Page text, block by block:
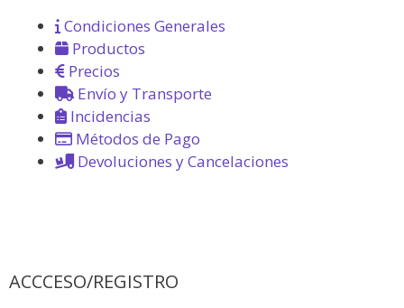
Condiciones Generales
Productos
Precios
Envío y Transporte
Incidencias
Métodos de Pago
Devoluciones y Cancelaciones
ACCCESO/REGISTRO